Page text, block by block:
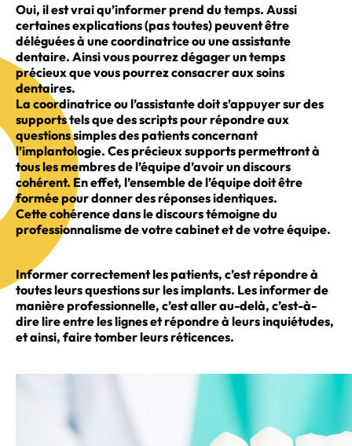
Oui, il est vrai qu’informer prend du temps. Aussi
certaines explications (pas toutes) peuvent être
déléguées à une coordinatrice ou une assistante
dentaire. Ainsi vous pourrez dégager un temps
précieux que vous pourrez consacrer aux soins
dentaires.
La coordinatrice ou l’assistante doit s’appuyer sur des
supports tels que des scripts pour répondre aux
questions simples des patients concernant
l’implantologie. Ces précieux supports permettront à
tous les membres de l’équipe d’avoir un discours
cohérent. En effet, l’ensemble de l’équipe doit être
formée pour donner des réponses identiques.
Cette cohérence dans le discours témoigne du
professionnalisme de votre cabinet et de votre équipe.
Informer correctement les patients, c’est répondre à
toutes leurs questions sur les implants. Les informer de
manièreprofessionnelle, c’est aller au-delà, c’est-à-
dire lire entre les lignes et répondre à leurs inquiétudes,
et ainsi, faire tomber leurs réticences.